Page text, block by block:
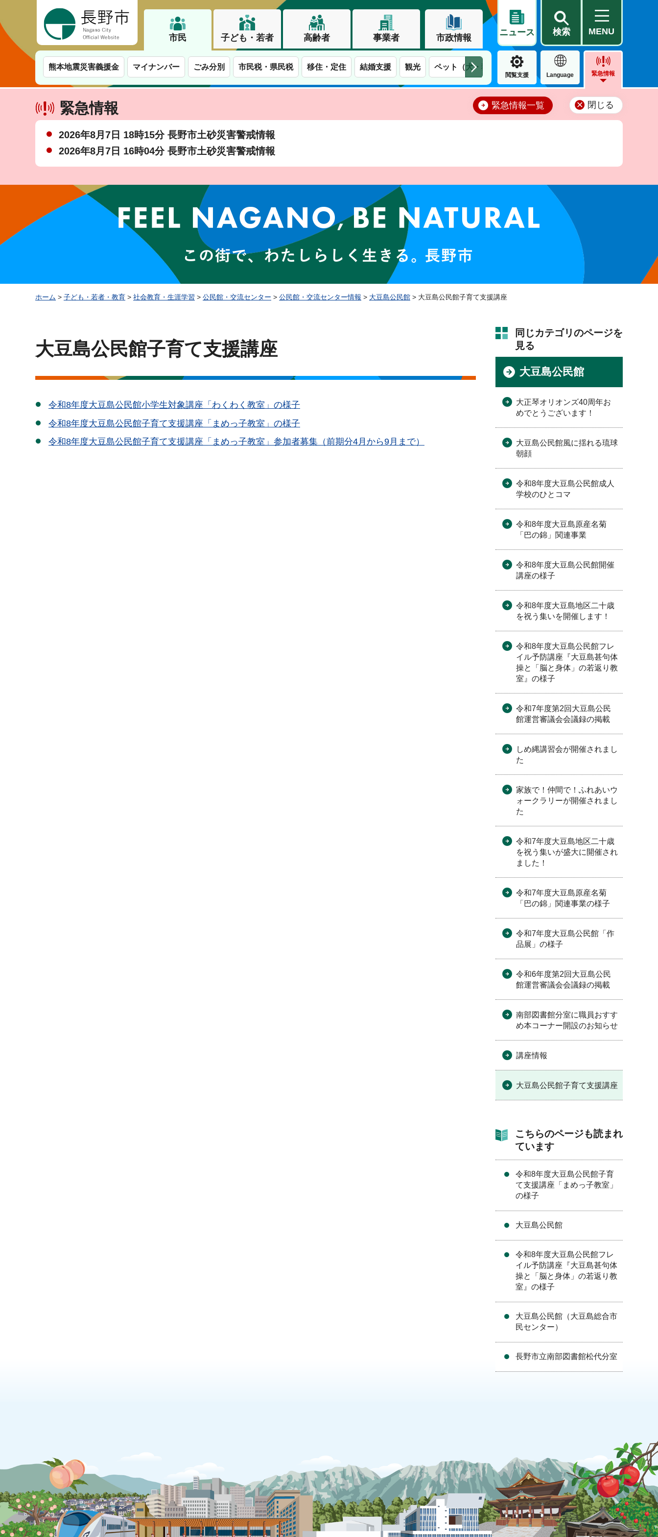
市民 子ども・若者 高齢者 事業者 市政情報
ニュース 検索 MENU
熊本地震災害義援金 マイナンバー ごみ分別 市民税・県民税 移住・定住 結婚支援 観光 ペット（犬・猫） 住民票・戸籍 公営住宅
閲覧支援 Language 緊急情報
緊急情報
2026年8月7日 18時15分 長野市土砂災害警戒情報
2026年8月7日 16時04分 長野市土砂災害警戒情報
緊急情報一覧 閉じる
この街で、わたしらしく生きる。長野市
ホーム > 子ども・若者・教育 > 社会教育・生涯学習 > 公民館・交流センター > 公民館・交流センター情報 > 大豆島公民館 > 大豆島公民館子育て支援講座
大豆島公民館子育て支援講座
令和8年度大豆島公民館小学生対象講座「わくわく教室」の様子
令和8年度大豆島公民館子育て支援講座「まめっ子教室」の様子
令和8年度大豆島公民館子育て支援講座「まめっ子教室」参加者募集（前期分4月から9月まで）
同じカテゴリのページを
見る
大豆島公民館
大正琴オリオンズ40周年お
めでとうございます！
大豆島公民館風に揺れる琉球
朝顔
令和8年度大豆島公民館成人
学校のひとコマ
令和8年度大豆島原産名菊
「巴の錦」関連事業
令和8年度大豆島公民館開催
講座の様子
令和8年度大豆島地区二十歳
を祝う集いを開催します！
令和8年度大豆島公民館フレ
イル予防講座『大豆島甚句体
操と「脳と身体」の若返り教
室』の様子
令和7年度第2回大豆島公民
館運営審議会会議録の掲載
しめ縄講習会が開催されまし
た
家族で！仲間で！ふれあいウ
ォークラリーが開催されまし
た
令和7年度大豆島地区二十歳
を祝う集いが盛大に開催され
ました！
令和7年度大豆島原産名菊
「巴の錦」関連事業の様子
令和7年度大豆島公民館「作
品展」の様子
令和6年度第2回大豆島公民
館運営審議会会議録の掲載
南部図書館分室に職員おすす
め本コーナー開設のお知らせ
講座情報
大豆島公民館子育て支援講座
こちらのページも読まれ
ています
令和8年度大豆島公民館子育
て支援講座「まめっ子教室」
の様子
大豆島公民館
令和8年度大豆島公民館フレ
イル予防講座『大豆島甚句体
操と「脳と身体」の若返り教
室』の様子
大豆島公民館（大豆島総合市
民センター）
長野市立南部図書館松代分室